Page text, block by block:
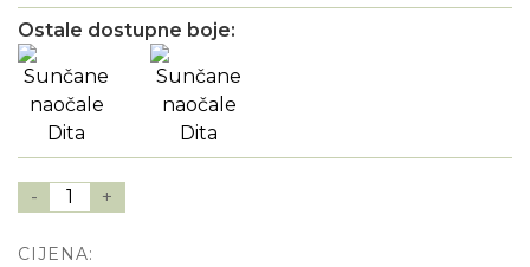
Ostale dostupne boje:
- 1 +
CIJENA: